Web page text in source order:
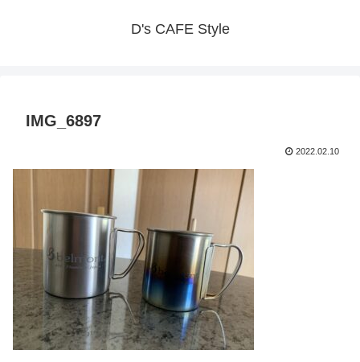
D's CAFE Style
IMG_6897
2022.02.10